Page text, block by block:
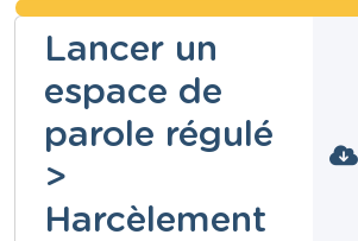
Lancer un
espace de
parole régulé
>
Harcèlement